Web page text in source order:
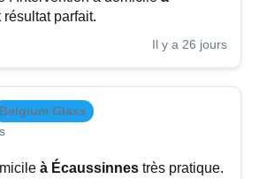
résultat parfait.
Il y a 26 jours
Belgium Glass
à Écaussinnes très pratique.